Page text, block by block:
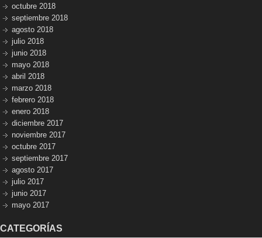
octubre 2018
septiembre 2018
agosto 2018
julio 2018
junio 2018
mayo 2018
abril 2018
marzo 2018
febrero 2018
enero 2018
diciembre 2017
noviembre 2017
octubre 2017
septiembre 2017
agosto 2017
julio 2017
junio 2017
mayo 2017
CATEGORÍAS